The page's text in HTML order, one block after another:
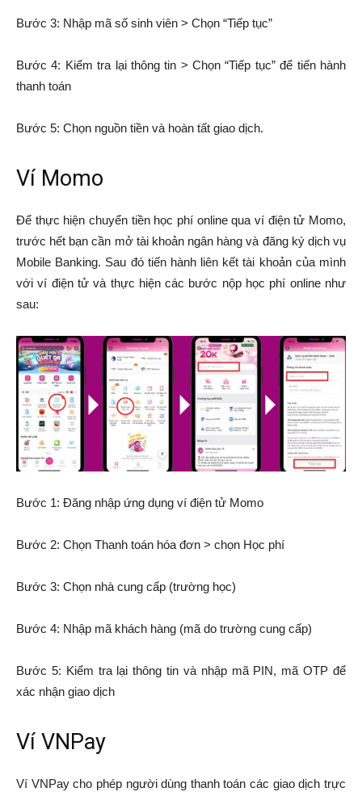
Bước 3: Nhập mã số sinh viên > Chọn “Tiếp tục”
Bước 4: Kiểm tra lại thông tin > Chọn “Tiếp tục” để tiến hành
thanh toán
Bước 5: Chọn nguồn tiền và hoàn tất giao dịch.
Ví Momo
Để thực hiện chuyển tiền học phí online qua ví điện tử Momo,
trước hết bạn cần mở tài khoản ngân hàng và đăng ký dịch vụ
Mobile Banking. Sau đó tiến hành liên kết tài khoản của mình
với ví điện tử và thực hiện các bước nộp học phí online như
sau:
Bước 1: Đăng nhập ứng dụng ví điện tử Momo
Bước 2: Chọn Thanh toán hóa đơn > chọn Học phí
Bước 3: Chọn nhà cung cấp (trường học)
Bước 4: Nhập mã khách hàng (mã do trường cung cấp)
Bước 5: Kiểm tra lại thông tin và nhập mã PIN, mã OTP để
xác nhận giao dịch
Ví VNPay
Ví VNPay cho phép người dùng thanh toán các giao dịch trực